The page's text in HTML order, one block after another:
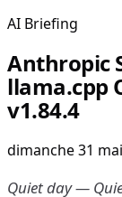
AI Briefing
Anthropic
llama.cpp
v1.84.4
dimanche 31
Quiet day —